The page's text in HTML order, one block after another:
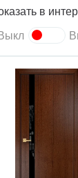
в
Выкл